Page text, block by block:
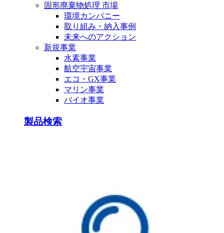
固形廃棄物処理 市場
環境カンパニー
取り組み・納入事例
未来へのアクション
新規事業
水素事業
航空宇宙事業
エコ・GX事業
マリン事業
バイオ事業
製品検索